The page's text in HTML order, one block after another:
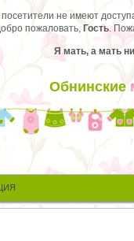
не имеют
пожаловать, Гость.
Я мать, а мать
Обнинские